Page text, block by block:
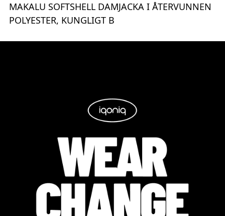
MAKALU SOFTSHELL DAMJACKA I ÅTERVUNNEN
POLYESTER, KUNGLIGT B